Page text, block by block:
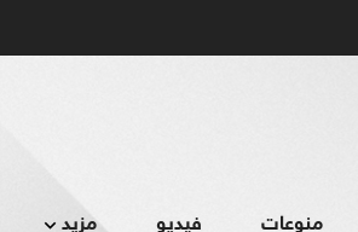
منوعات فيديو مزيد